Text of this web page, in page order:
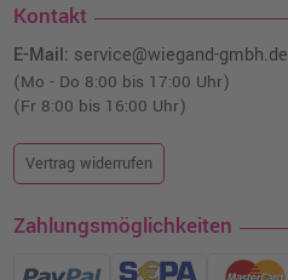
Kontakt
E-Mail: service@wiegand-gmbh.de
(Mo - Do 8:00 bis 17:00 Uhr)
(Fr 8:00 bis 16:00 Uhr)
Vertrag widerrufen
Zahlungsmöglichkeiten